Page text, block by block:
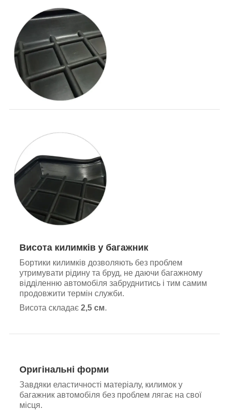
Висота килимків у багажник
Бортики килимків дозволяють без проблем
утримувати рідину та бруд, не даючи багажному
відділенню автомобіля забруднитись і тим самим
продовжити термін служби.
Висота складає 2,5 см.
Оригінальні форми
Завдяки еластичності матеріалу, килимок у
багажник автомобіля без проблем лягає на свої
місця.